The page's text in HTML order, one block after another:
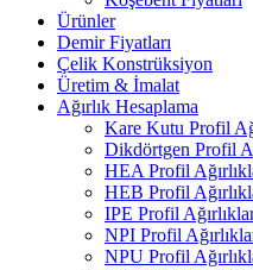
Ürünler
Demir Fiyatları
Çelik Konstrüksiyon
Üretim & İmalat
Ağırlık Hesaplama
Kare Kutu Profil
Dikdörtgen Profil
HEA Profil
HEB Profil
IPE Profil
NPI Profil
NPU Profil